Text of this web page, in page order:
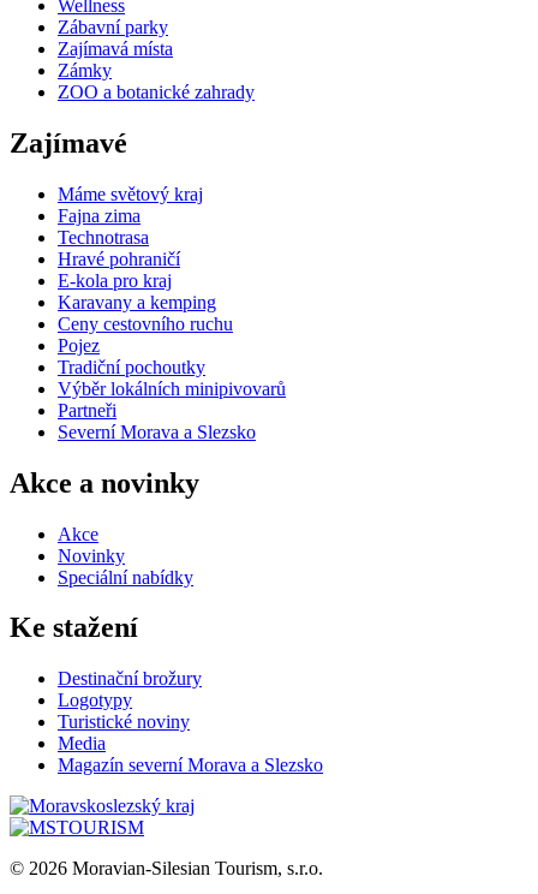
Wellness
Zábavní parky
Zajímavá místa
Zámky
ZOO a botanické zahrady
Zajímavé
Máme světový kraj
Fajna zima
Technotrasa
Hravé pohraničí
E-kola pro kraj
Karavany a kemping
Ceny cestovního ruchu
Pojez
Tradiční pochoutky
Výběr lokálních minipivovarů
Partneři
Severní Morava a Slezsko
Akce a novinky
Akce
Novinky
Speciální nabídky
Ke stažení
Destinační brožury
Logotypy
Turistické noviny
Media
Magazín severní Morava a Slezsko
© 2026 Moravian-Silesian Tourism, s.r.o.